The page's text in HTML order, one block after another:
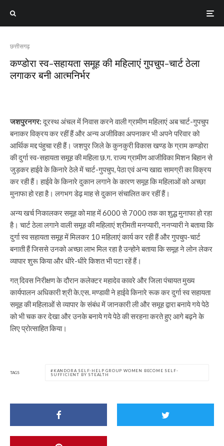
छत्तीसगढ़
कण्डोरा स्व-सहायता समूह की महिलाएं गुपचुप-चार्ट ठेला
लगाकर बनी आत्मनिर्भर
जशपुरनगर:दूरस्थ अंचल में निवास करने वाली ग्रामीण महिलाएं अब चार्ट-गुपचुप
बनाकर विक्रय कर रहीं हैं और अन्य अजीविका अपनाकर भी अपने परिवार को
आर्थिक मद्द पंहुचा रही हैं। जशपुर जिले के कुनकुरी विकास खण्ड के ग्राम कण्डोरा
की दुर्गा स्व-सहायता समूह की महिला छ.ग. राज्य ग्रामीण आजीविका मिशन बिहान से
जुड़कर हाईवे के किनारे ठेले में चार्ट-गुपचुप, पेठा एवं अन्य खाद्य सामग्री का विक्रय
कर रही हैं। हाईवे के किनारे दुकान लगाने के कारण समूह कि महिलाओं को अच्छा
मुनाफा हो रहा है। लगभग डेढ़ माह से दुकान संचालित कर रहीं हैं।
अन्य खर्च निकालकर समूह को माह में 6000 से 7000 तक का शुद्ध मुनाफा हो रहा
है। चार्ट ठेला लगाने वाली समूह की महिलाएं श्रीमती मनप्यारी, ननप्यारी ने बताया कि
दुर्गा स्व सहायता समूह में मिलकर 10 महिलाएं कार्य कर रही हैं और गुपचुप-चार्ट
बनाती हैं जिससे उनको अच्छा लाभ मिल रहा है उन्होने बताया कि समूह ने लोन लेकर
व्यापार शुरू किया और धीरे-धीरे किशत भी पटा रहें हैं।
गत् दिवस निरीक्षण के दौरान कलेक्टर महादेव कावरे और जिला पंचायत मुख्य
कार्यपालन अधिकारी श्री के.एस. मण्डावी ने हाईवे किनारे रूक कर दुर्गा स्व सहायता
समूह की महिलाओं से व्यापार के संबंध में जानकारी ली और समूह द्वारा बनाये गये पेठे
को भी चक कर देखा और उनके बनाये गये पेठे की सरहना करते हुए आगे बढ़ने के
लिए प्रोत्साहित किया।
TAGS
KANDORA SELF-HELP GROUP WOMEN BECOME SELF-
SUFFICIENT BY STEALTH